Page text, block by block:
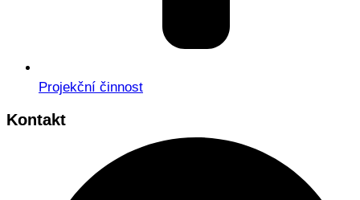
Projekční činnost
Kontakt